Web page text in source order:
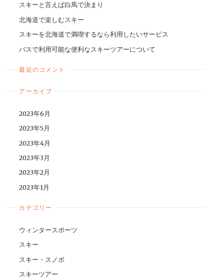
スキーと言えば白馬で決まり
北海道で楽しむスキー
スキーを北海道で満喫するなら利用したいサービス
バスで利用可能な便利なスキーツアーについて
最近のコメント
アーカイブ
2023年6月
2023年5月
2023年4月
2023年3月
2023年2月
2023年1月
カテゴリー
ウィンタースポーツ
スキー
スキー・スノボ
スキーツアー